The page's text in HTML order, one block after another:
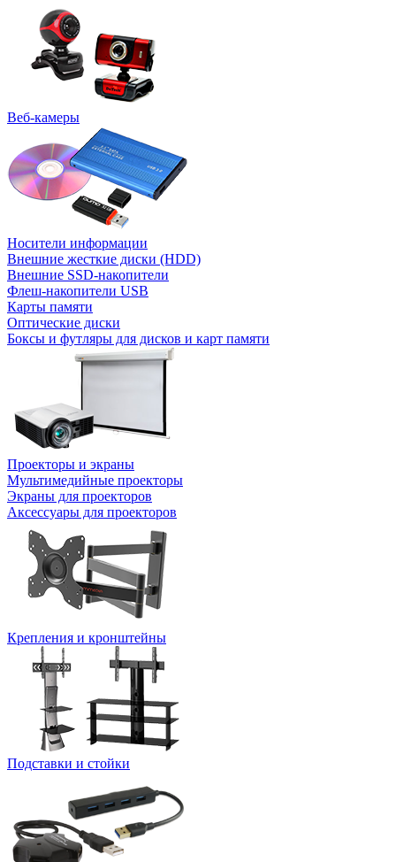
Веб-камеры
Носители информации
Внешние жесткие диски (HDD)
Внешние SSD-накопители
Флеш-накопители USB
Карты памяти
Оптические диски
Боксы и футляры для дисков и карт памяти
Проекторы и экраны
Мультимедийные проекторы
Экраны для проекторов
Аксессуары для проекторов
Крепления и кронштейны
Подставки и стойки